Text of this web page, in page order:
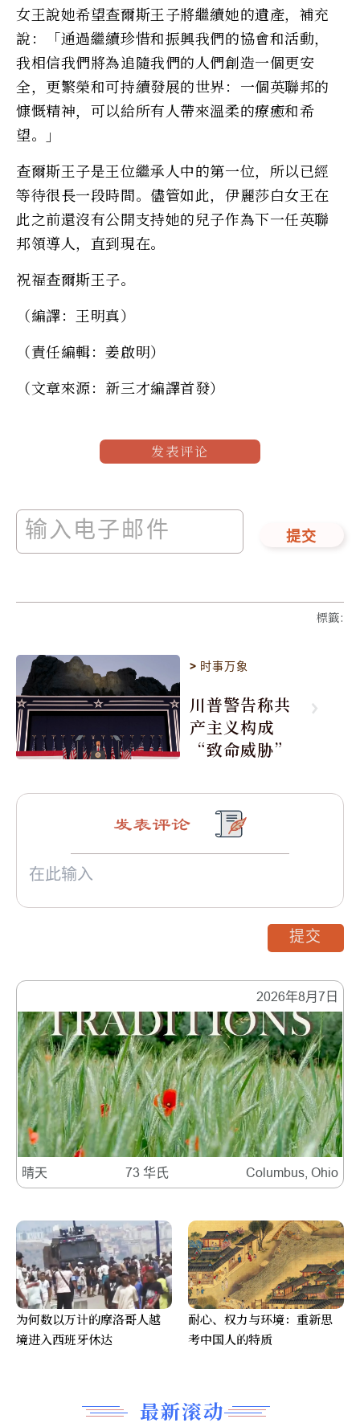
女王說她希望查爾斯王子將繼續她的遺產，補充
說：「通過繼續珍惜和振興我們的協會和活動，
我相信我們將為追隨我們的人們創造一個更安
全，更繁榮和可持續發展的世界：一個英聯邦的
慷慨精神，可以給所有人帶來溫柔的療癒和希
望。」
查爾斯王子是王位繼承人中的第一位，所以已經
等待很長一段時間。儘管如此，伊麗莎白女王在
此之前還沒有公開支持她的兒子作為下一任英聯
邦領導人，直到現在。
祝福查爾斯王子。
（編譯：王明真）
（責任編輯：姜啟明）
（文章來源：新三才編譯首發）
发表评论
提交
標籤:
> 时事万象
川普警告称共
产主义构成
“致命威胁”
2026年8月7日
晴天 73 华氏 Columbus, Ohio
最新滚动
发表评论
提交
为何数以万计的摩洛哥人越
境进入西班牙休达
耐心、权力与环境：重新思
考中国人的特质